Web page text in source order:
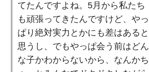
てたんですよね。5月から私たち
も頑張ってきたんですけど、やっ
ぱり絶対実力とかにも差はあると
思うし、でもやっぱ会う前はどん
な子かわからないから、なんかち